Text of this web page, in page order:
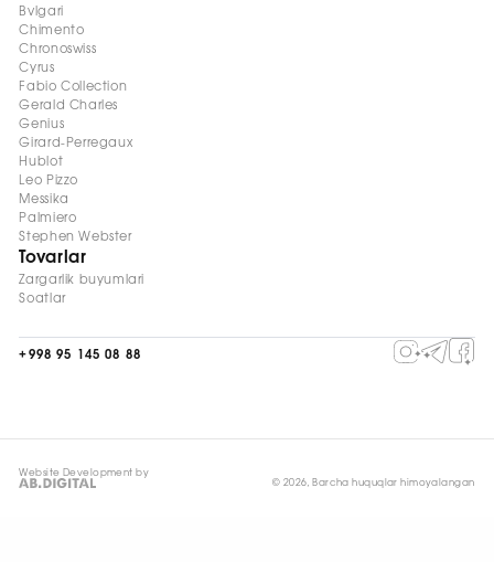
Bvlgari
Chimento
Chronoswiss
Cyrus
Fabio Collection
Gerald Charles
Genius
Girard-Perregaux
Hublot
Leo Pizzo
Messika
Palmiero
Stephen Webster
Tovarlar
Zargarlik buyumlari
Soatlar
+998 95 145 08 88
Website Development by
© 2026, Barcha huquqlar himoyalangan